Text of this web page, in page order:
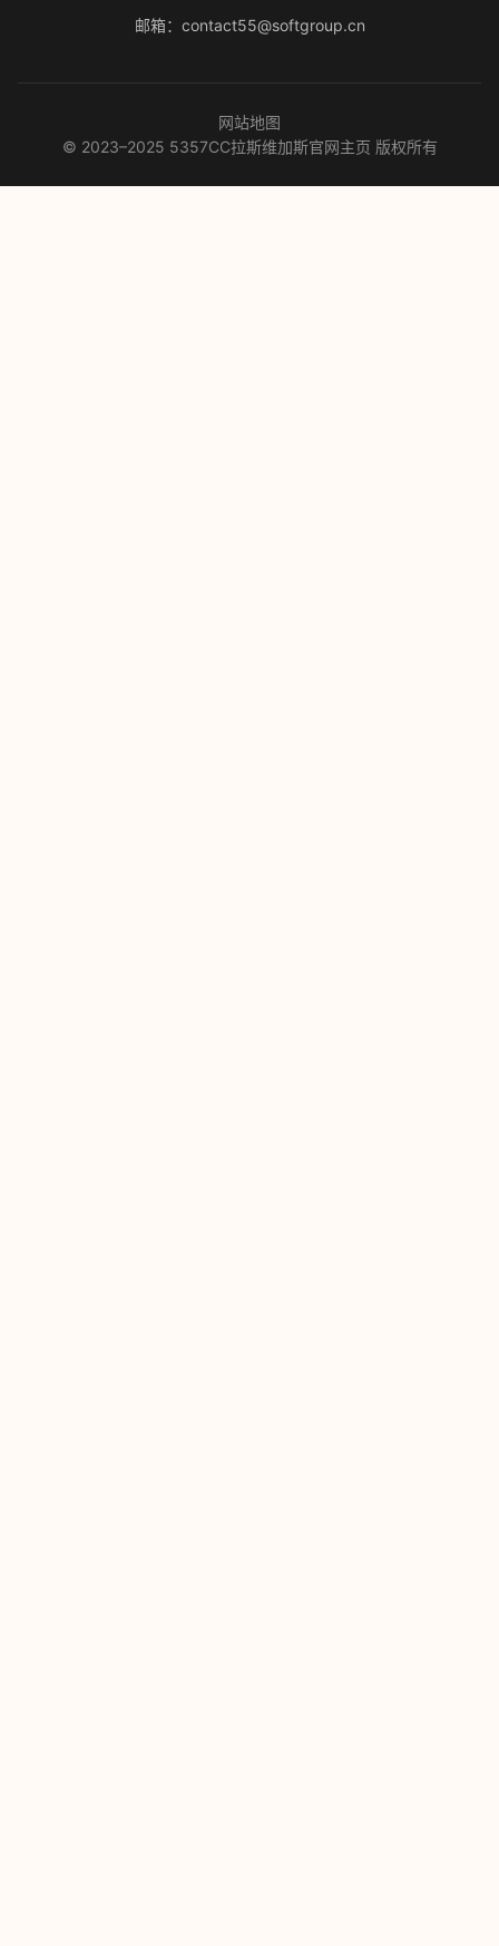
邮箱：contact55@softgroup.cn
网站地图
© 2023–2025 5357CC拉斯维加斯官网主页 版权所有